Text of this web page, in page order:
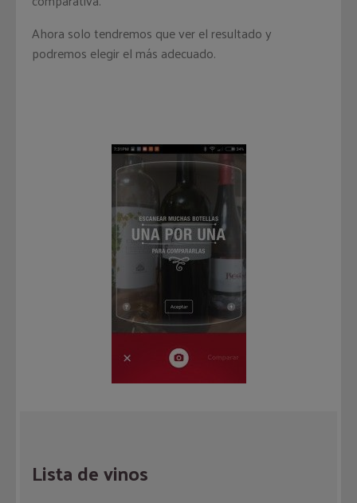
Ahora solo tendremos que ver el resultado y
podremos elegir el más adecuado.
Lista de vinos